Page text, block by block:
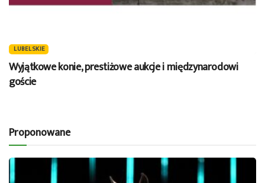
LUBELSKIE
Wyjątkowe konie, prestiżowe aukcje i międzynarodowi
goście
Proponowane